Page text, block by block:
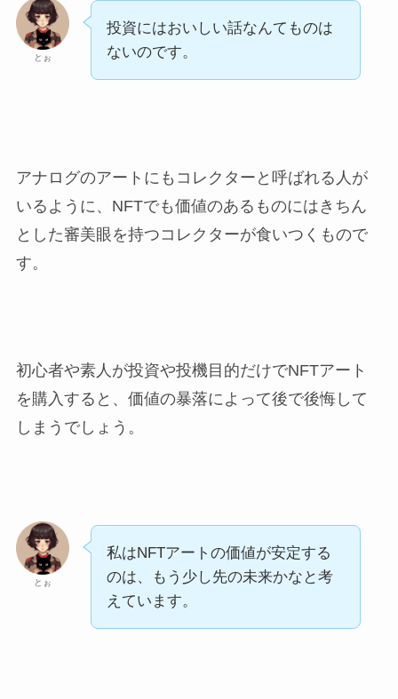
とぉ
投資にはおいしい話なんてものは
ないのです。
アナログのアートにもコレクターと呼ばれる人が
いるように、NFTでも価値のあるものにはきちん
とした審美眼を持つコレクターが食いつくもので
す。
初心者や素人が投資や投機目的だけでNFTアート
を購入すると、価値の暴落によって後で後悔して
しまうでしょう。
とぉ
私はNFTアートの価値が安定する
のは、もう少し先の未来かなと考
えています。